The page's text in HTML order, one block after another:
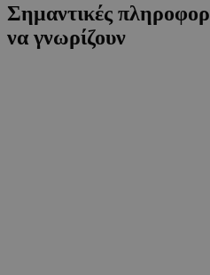
Σημαντικές
να γνωρίζουν